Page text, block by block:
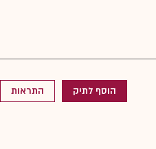
הוסף לתיק התראות